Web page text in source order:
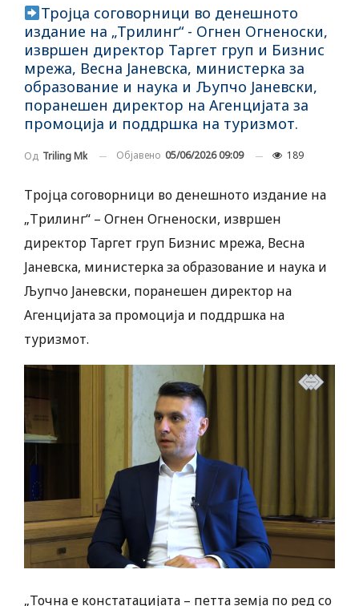
Тројца соговорници во денешното
издание на „Трилинг“ - Огнен Огненоски,
извршен директор Таргет груп и Бизнис
мрежа, Весна Јаневска, министерка за
образование и наука и Љупчо Јаневски,
поранешен директор на Агенцијата за
промоција и поддршка на туризмот.
Од Triling Mk Објавено 05/06/2026 09:09 189
Тројца соговорници во денешното издание на
„Трилинг“ – Огнен Огненоски, извршен
директор Таргет груп Бизнис мрежа, Весна
Јаневска, министерка за образование и наука и
Љупчо Јаневски, поранешен директор на
Агенцијата за промоција и поддршка на
туризмот.
„Точна е констатацијата – петта земја по ред со